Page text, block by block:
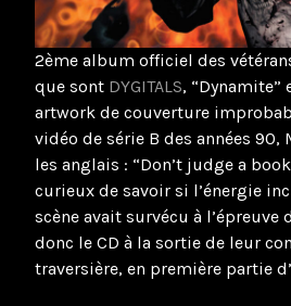
2ème album officiel des
que sont DYGITALS, “Dynamite”
artwork de couverture
vidéo de série B des années
les anglais : “Don’t judge a
curieux de savoir si l’énergie
scène avait survécu à l’épreuve
donc le CD à la sortie de leur
traversière, en première partie